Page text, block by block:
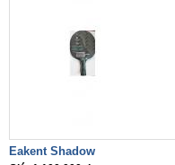
Eakent Shadow